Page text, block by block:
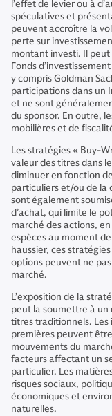
l’effet de levier ou à
spéculatives et
peuvent accroître la
perte sur
montant investi. Il peut
Fonds
y compris Goldman
participations dans un
et ne sont
du sponsor. En outre,
mobilières et de
Les stratégies « Buy-
valeur des titres dans
diminuer en fonction
particuliers et/ou de la
sont également
d’achat, qui limite le
marché des actions,
espèces au moment
haussier, ces
options peuvent ne
marché.
L’exposition de la
peut la soumettre à un
titres traditionnels. Les
premières peuvent
mouvements du
facteurs affectant un
particulier. Les
risques sociaux,
économiques et
naturelles.